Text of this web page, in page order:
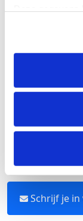
tonen. Je kunt
intrekken via
lijst metCookie
Algemene
Over
Neem
Blijf op de
Schrijf je